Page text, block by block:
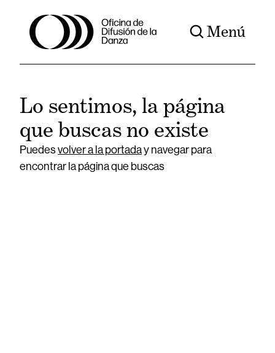
Menú
Lo sentimos, la página
que buscas no existe
Puedesvolver a la portaday navegar para
encontrar la página que buscas